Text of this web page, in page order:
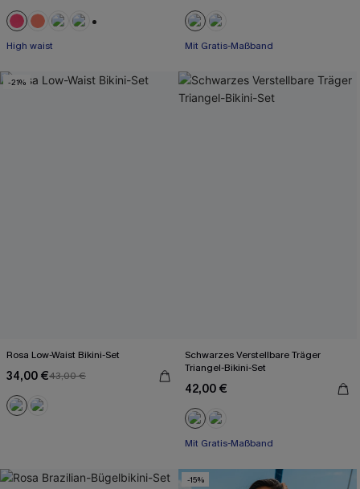
High waist
Mit Gratis-Maßband
Weites Bein
-21%
Rosa Low-Waist Bikini-Set
34,00 €43,00 €
Schwarzes Verstellbare Träger
Triangel-Bikini-Set
42,00 €
Mit Gratis-Maßband
Paisley/Boho
-15%